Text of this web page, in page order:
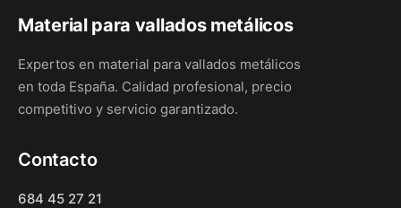
Material para vallados metálicos
Expertos en material para vallados metálicos
en toda España. Calidad profesional, precio
competitivo y servicio garantizado.
Contacto
684 45 27 21